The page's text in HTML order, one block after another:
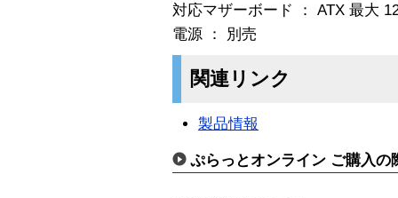
対応マザーボード ： ATX 最大
電源 ： 別売
関連リンク
製品情報
ぷらっとオンライン ご購入の